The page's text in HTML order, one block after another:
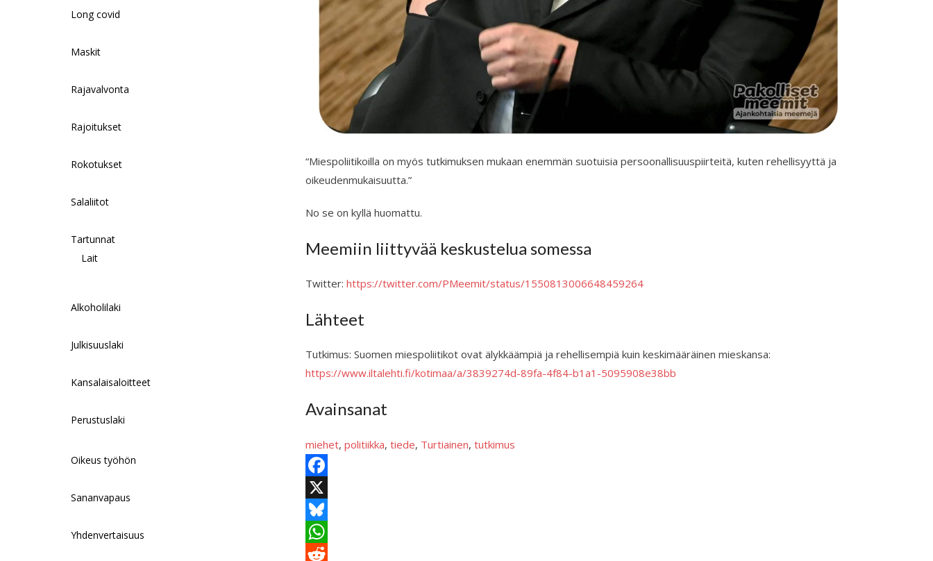
“Miespoliitikoilla on myös tutkimuksen mukaan enemmän suotuisia persoonallisuuspiirteitä, kuten rehellisyyttä ja
oikeudenmukaisuutta.”
No se on kyllä huomattu.
Meemiin liittyvää keskustelua somessa
Twitter: https://twitter.com/PMeemit/status/1550813006648459264
Lähteet
Tutkimus: Suomen miespoliitikot ovat älykkäämpiä ja rehellisempiä kuin keskimääräinen mieskansa:
https://www.iltalehti.fi/kotimaa/a/3839274d-89fa-4f84-b1a1-5095908e38bb
Avainsanat
miehet, politiikka, tiede, Turtiainen, tutkimus
F
a
c
e
X
B
W
Long covid
Maskit
Rajavalvonta
Rajoitukset
Rokotukset
Salaliitot
Tartunnat
Lait
Alkoholilaki
Julkisuuslaki
Kansalaisaloitteet
Perustuslaki
Oikeus työhön
Sananvapaus
Yhdenvertaisuus